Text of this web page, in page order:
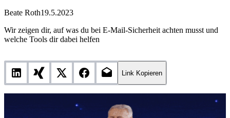
Beate Roth19.5.2023
Wir zeigen dir, auf was du bei E-Mail-Sicherheit achten musst und
welche Tools dir dabei helfen
Link Kopieren